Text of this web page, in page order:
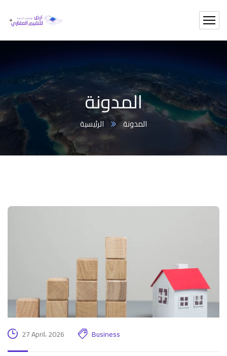
المدونة
الرئيسية المدونة
27 April، 2026 Business